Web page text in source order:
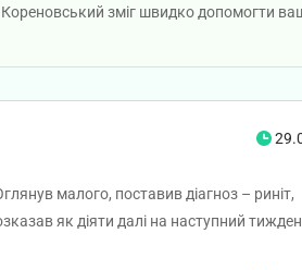
зміг швидко допомогти
малого, поставив діагноз – риніт,
як діяти далі на наступний